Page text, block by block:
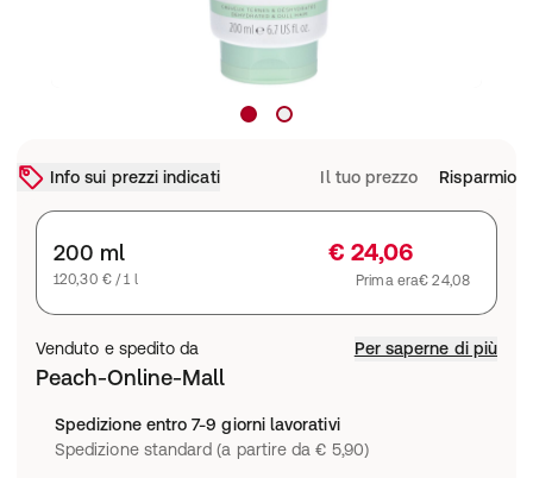
Info sui prezzi indicati Il tuo prezzo Risparmio
200 ml
120,30 € / 1 l
€ 24,06
Prima era€ 24,08
Venduto e spedito da Per saperne di più
Peach-Online-Mall
Spedizione entro 7-9 giorni lavorativi
Spedizione standard (a partire da € 5,90)